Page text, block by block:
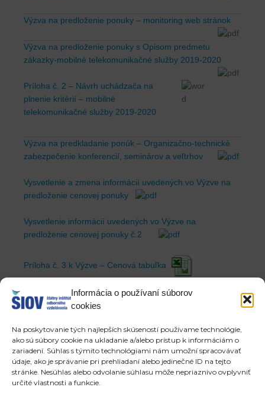
Informácia o používaní súborov
cookies
Na poskytovanie tých najlepších skúseností používame technológie,
ako sú súbory cookie na ukladanie a/alebo prístup k informáciám o
zariadení. Súhlas s týmito technológiami nám umožní spracovávať
údaje, ako je správanie pri prehliadaní alebo jedinečné ID na tejto
stránke. Nesúhlas alebo odvolanie súhlasu môže nepriaznivo ovplyvniť
určité vlastnosti a funkcie.
Výzva na predloženie ponuky – monitoring web stránok
Výzva na predloženie ponuky s Opisom predmetu
zákazky-mobilné telekomunikačné služby 2019-2020
Príloha č. 2 – Návrh uchádzača na
plnenie kritérií – mobilné
telekomunikačné služby 2019-2020
Výzva na predkladanie ponúk – Organizačno-technické
zabezpečenie konferencií, seminárov a veľtrhov
Vysvetlenie a zmena informácií uvedených vo Výzve na
predloženie cenovej ponuky
Vysvetlenie informácií uvedených vo Výzve na
predloženie cenovej ponuky č.2
Príloha č. 3 k Výzve – Cenová tabuľka
Faktúry za rok 2025
Zmluvy zverejnené TU
Objednávky zverejnenéTU